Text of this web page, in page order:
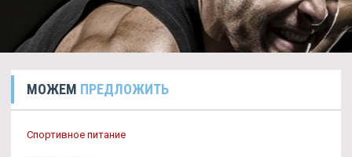
МОЖЕМ ПРЕДЛОЖИТЬ
Спортивное питание